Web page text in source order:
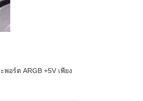
อร์ต ARGB +5V เพียง